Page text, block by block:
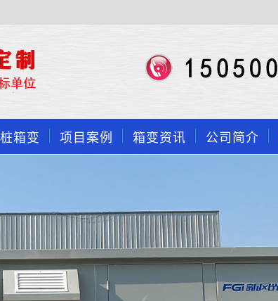
箱变 项目案例 箱变资讯 公司简介